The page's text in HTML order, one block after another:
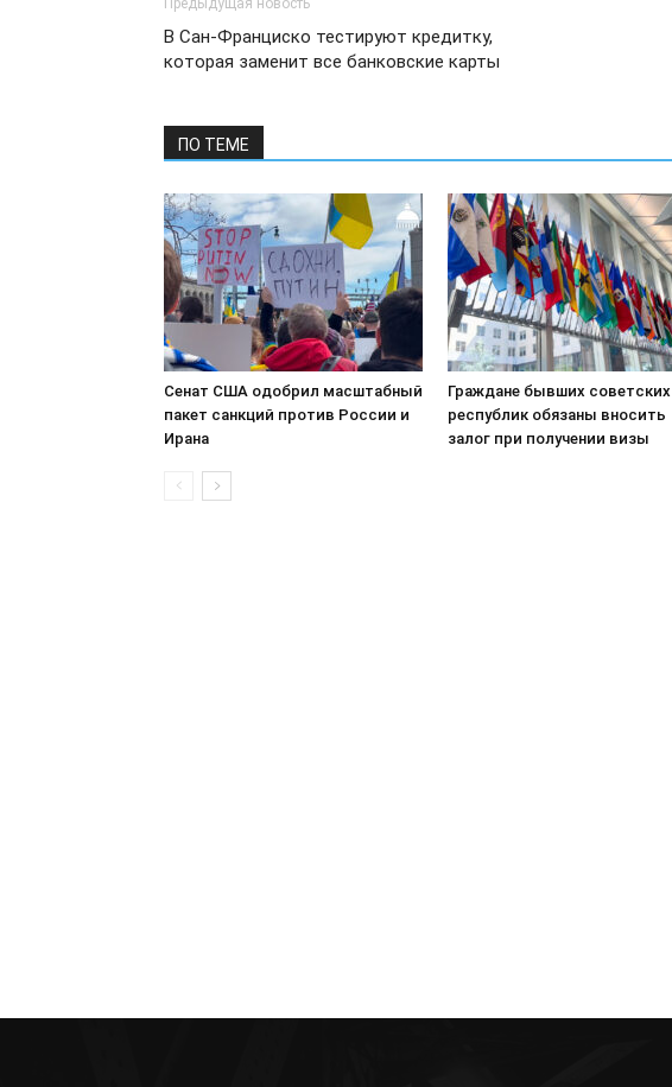
Предыдущая новость
В Сан-Франциско тестируют кредитку,
которая заменит все банковские карты
ПО ТЕМЕ
Сенат США одобрил масштабный
пакет санкций против России и
Ирана
Граждане бывших советских
республик обязаны вносить
залог при получении визы